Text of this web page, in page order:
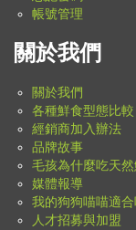
帳號管理
關於我們
關於我們
各種鮮食型態比較
經銷商加入辦法
品牌故事
毛孩為什麼吃天然
媒體報導
我的狗狗喵喵適合
人才招募與加盟